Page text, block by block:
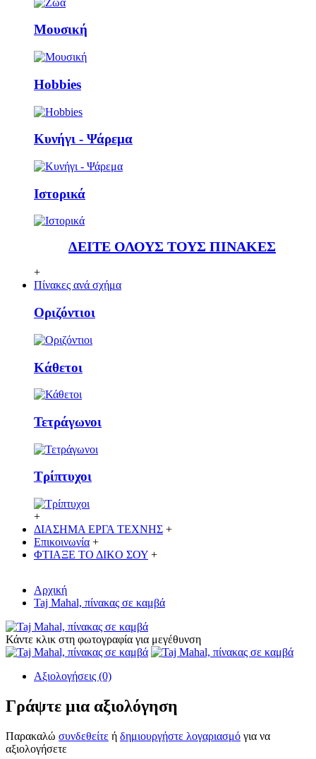
Μουσική
Ηobbies
Κυνήγι - Ψάρεμα
Ιστορικά
ΔΕΙΤΕ ΟΛΟΥΣ ΤΟΥΣ ΠΙΝΑΚΕΣ
+
Πίνακες ανά σχήμα
Οριζόντιοι
Κάθετoι
Τετράγωνοι
Τρίπτυχοι
+
ΔΙΑΣΗΜΑ ΕΡΓΑ ΤΕΧΝΗΣ +
Επικοινωνία +
ΦΤΙΑΞΕ ΤΟ ΔΙΚO ΣΟΥ +
Αρχική
Taj Mahal, πίνακας σε καμβά
Κάντε κλικ στη φωτογραφία για μεγέθυνση
Αξιολογήσεις (0)
Γράψτε μια αξιολόγηση
Παρακαλώ συνδεθείτε ή δημιουργήστε λογαριασμό για να
αξιολογήσετε